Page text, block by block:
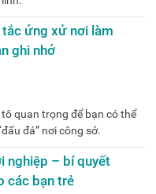
ứng xử nơi làm
ghi nhớ
quan trọng để bạn có thể
đá” nơi công sở.
nghiệp – bí quyết
các bạn trẻ